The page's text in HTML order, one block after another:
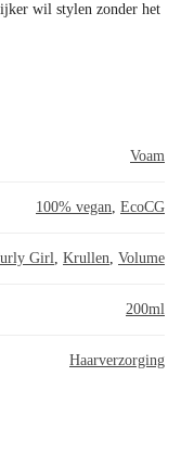
wil stylen zonder het
Voam
100% vegan, EcoCG
Girl, Krullen, Volume
200ml
Haarverzorging